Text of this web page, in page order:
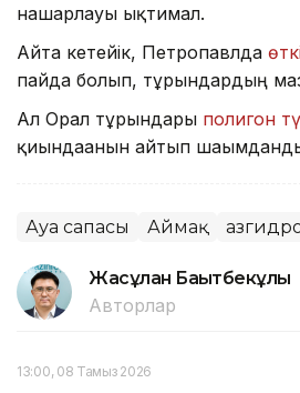
нашарлауы ықтимал.
Айта кетейік, Петропавлда
пайда болып, тұрғындардың
Ал Орал тұрғындары полигон
қиындағанын айтып
Ауа сапасы Аймақ
Жасұлан Бақытбекұлы
Авторлар
13:00, 08 Тамыз 2026